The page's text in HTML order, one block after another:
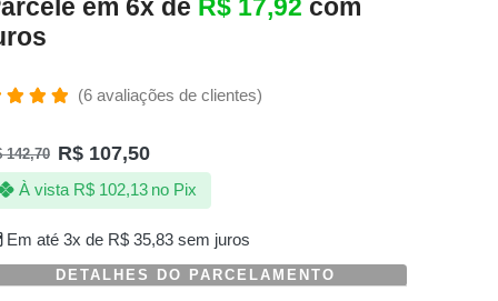
em 6x de R$ 17,92 com
de 5,
(6avaliações de clientes)
142,70 R$ 107,50
Em até 3x de R$35,83sem juros
À vista R$102,13 no Pix
DETALHES DO PARCELAMENTO